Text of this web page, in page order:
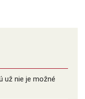
už nie je možné